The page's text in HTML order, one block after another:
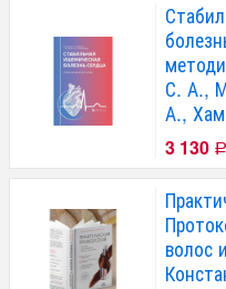
С. А.,
А.,
3 130 Р
волос